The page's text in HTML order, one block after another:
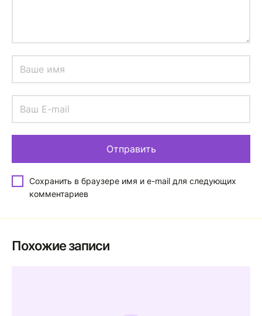
Сохранить в браузере имя и e-mail для следующих
комментариев
Похожие записи